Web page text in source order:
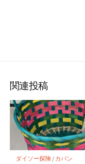
関連投稿
ダイソー探険/ カバン